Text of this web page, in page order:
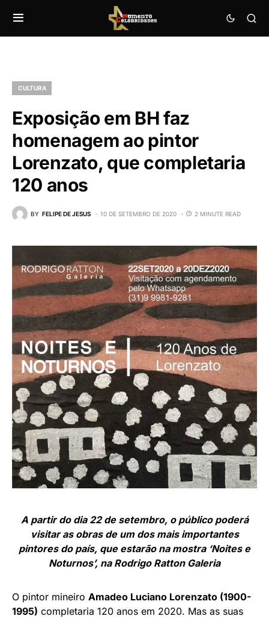
CULTURA
Exposição em BH faz
homenagem ao pintor
Lorenzato, que completaria
120 anos
BY FELIPE DE JESUS 10 DE SETEMBRO DE 2020 2 MINUTE READ
A partir do dia 22 de setembro, o público poderá
visitar as obras de um dos mais importantes
pintores do país, que estarão na mostra ‘Noites e
Noturnos’, na Rodrigo Ratton Galeria
O pintor mineiro Amadeo Luciano Lorenzato (1900-
1995) completaria 120 anos em 2020. Mas as suas